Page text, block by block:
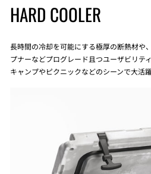
HARD COOLER
長時間の冷却を可能にする極厚の断熱材や
プナーなどプログレード且つユーザビリテ
キャンプやピクニックなどのシーンで大活